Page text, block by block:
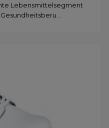
Lebensmittelsegment